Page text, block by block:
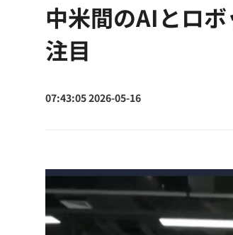
中米間のAIとロ
注目
07:43:05 2026-05-16